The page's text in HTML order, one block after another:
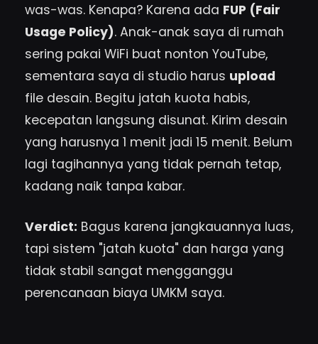
was-was. Kenapa? Karena ada FUP (Fair
Usage Policy). Anak-anak saya di rumah
sering pakai WiFi buat nonton YouTube,
sementara saya di studio harus upload
file desain. Begitu jatah kuota habis,
kecepatan langsung disunat. Kirim desain
yang harusnya 1 menit jadi 15 menit. Belum
lagi tagihannya yang tidak pernah tetap,
kadang naik tanpa kabar.
Verdict: Bagus karena jangkauannya luas,
tapi sistem "jatah kuota" dan harga yang
tidak stabil sangat mengganggu
perencanaan biaya UMKM saya.